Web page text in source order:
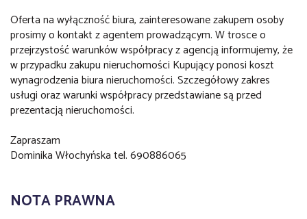
Oferta na wyłączność biura, zainteresowane zakupem osoby
prosimy o kontakt z agentem prowadzącym. W trosce o
przejrzystość warunków współpracy z agencją informujemy, że
w przypadku zakupu nieruchomości Kupujący ponosi koszt
wynagrodzenia biura nieruchomości. Szczegółowy zakres
usługi oraz warunki współpracy przedstawiane są przed
prezentacją nieruchomości.
Zapraszam
Dominika Włochyńska tel. 690886065
NOTA PRAWNA